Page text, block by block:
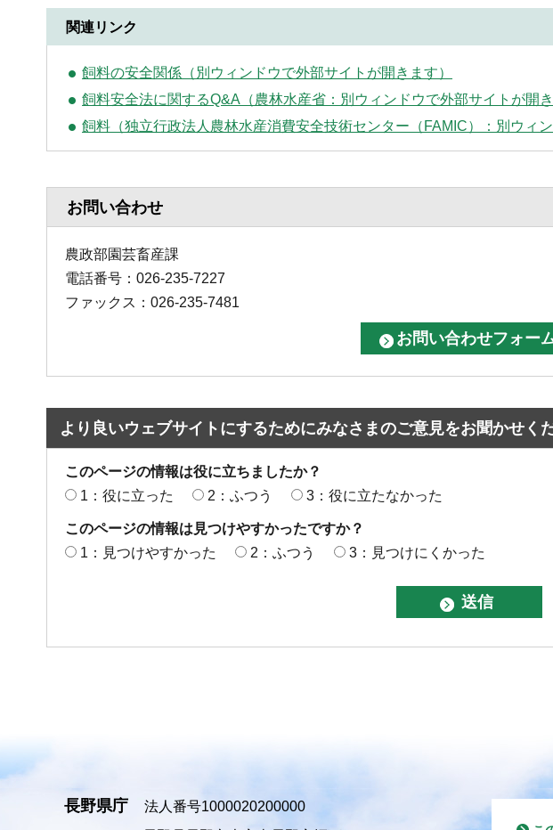
関連リンク
飼料の安全関係（別ウィンドウで外部サイトが開きます）
飼料安全法に関するQ&A（農林水産省：別ウィンドウで外部サイトが開き
飼料（独立行政法人農林水産消費安全技術センター（FAMIC）：別ウィ
お問い合わせ
農政部園芸畜産課
電話番号：026-235-7227
ファックス：026-235-7481
より良いウェブサイトにするためにみなさまのご意見をお聞かせく
このページの情報は役に立ちましたか？
1：役に立った
2：ふつう 3：役に立たなかった
このページの情報は見つけやすかったですか？
1：見つけやすかった
2：ふつう 3：見つけにくかった
長野県庁
法人番号1000020200000